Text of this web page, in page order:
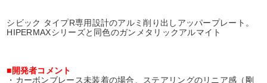
シビック タイプR専用設計のアルミ削り出しアッパープレート。
HIPERMAXシリーズと同色のガンメタリックアルマイト
■開発者コメント
・カーボンブレース未装着の場合、ステアリングのリニア感（剛